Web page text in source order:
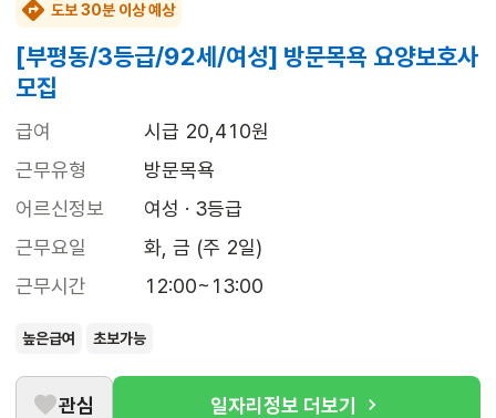
도보 30분 이상 예상
[부평동/3등급/92세/여성] 방문목욕 요양보호사
모집
급여
시급 20,410원
근무유형
방문목욕
어르신정보
여성 · 3등급
근무요일
화, 금 (주 2일)
근무시간
12:00~13:00
높은급여 초보가능
관심 일자리정보 더보기